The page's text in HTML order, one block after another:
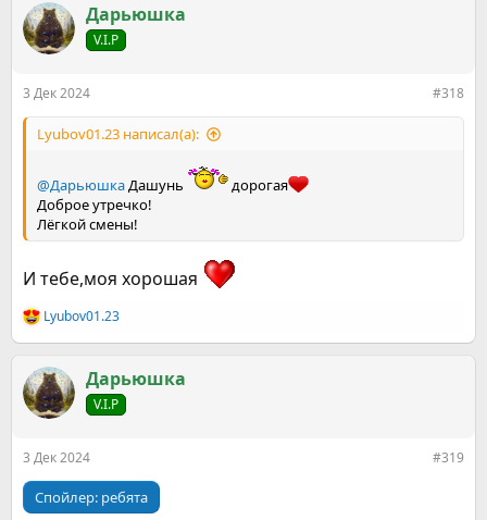
к
ц
и
Дарьюшка
V.I.P
3 Дек 2024 #318
Lyubov01.23 написал(а):
@ДарьюшкаДашунь
дорогая
Доброе утречко!
Лёгкой смены!
И тебе,моя хорошая
Р
е
к
ц
и
Lyubov01.23
Дарьюшка
V.I.P
3 Дек 2024 #319
Спойлер: ребята